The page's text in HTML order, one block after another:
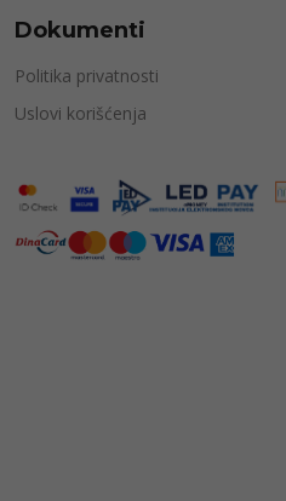
Dokumenti
Politika privatnosti
Uslovi korišćenja